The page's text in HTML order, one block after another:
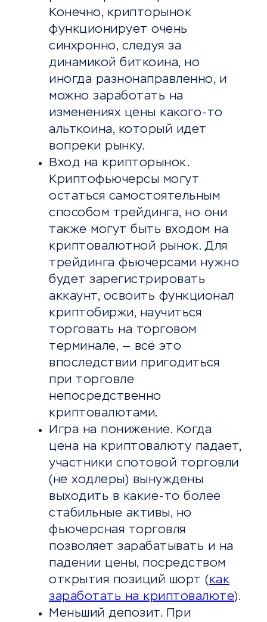
Конечно, крипторынок
функционирует очень
синхронно, следуя за
динамикой биткоина, но
иногда разнонаправленно, и
можно заработать на
изменениях цены какого-то
альткоина, который идет
вопреки рынку.
Вход на крипторынок.
Криптофьючерсы могут
остаться самостоятельным
способом трейдинга, но они
также могут быть входом на
криптовалютной рынок. Для
трейдинга фьючерсами нужно
будет зарегистрировать
аккаунт, освоить функционал
криптобиржи, научиться
торговать на торговом
терминале, — всё это
впоследствии пригодиться
при торговле
непосредственно
криптовалютами.
Игра на понижение. Когда
цена на криптовалюту падает,
участники спотовой торговли
(не ходлеры) вынуждены
выходить в какие-то более
стабильные активы, но
фьючерсная торговля
позволяет зарабатывать и на
падении цены, посредством
открытия позиций шорт (как
заработать на криптовалюте).
Меньший депозит. При